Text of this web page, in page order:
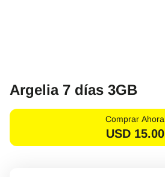
Argelia 7 días 3GB
Comprar Ahora
USD 15.00